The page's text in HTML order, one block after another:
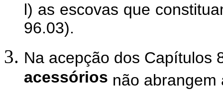
l) as escovas que
96.03).
Na acepção dos Capítulos
acessórios não abrangem